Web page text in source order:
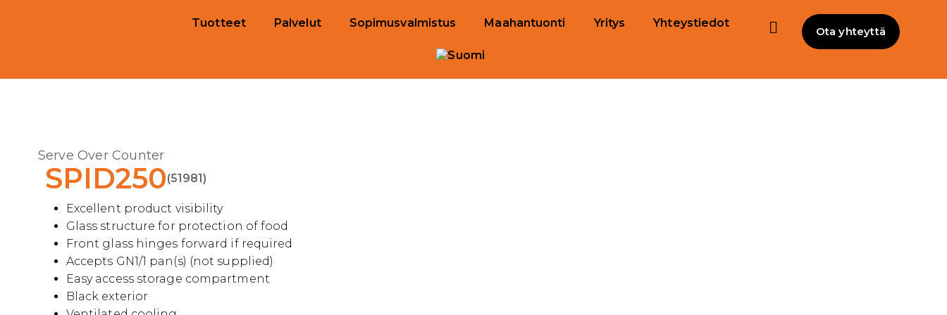
Tuotteet Palvelut Sopimusvalmistus Maahantuonti Yritys Yhteystiedot
Ota yhteyttä
Serve Over Counter
SPID250(51981)
Excellent product visibility
Glass structure for protection of food
Front glass hinges forward if required
Accepts GN1/1 pan(s) (not supplied)
Easy access storage compartment
Black exterior